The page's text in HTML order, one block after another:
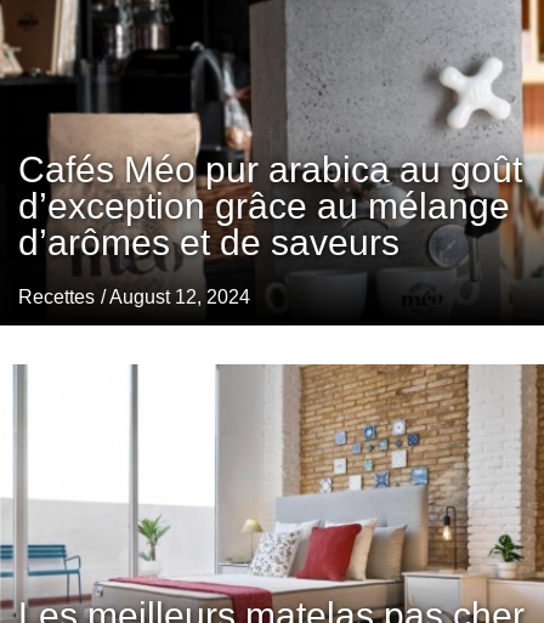
Cafés Méo pur arabica au goût
d’exception grâce au mélange
d’arômes et de saveurs
Recettes / August 12, 2024